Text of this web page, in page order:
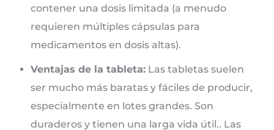
contener una dosis limitada (a menudo
requieren múltiples cápsulas para
medicamentos en dosis altas).
Ventajas de la tableta: Las tabletas suelen
ser mucho más baratas y fáciles de producir,
especialmente en lotes grandes. Son
duraderos y tienen una larga vida útil.. Las